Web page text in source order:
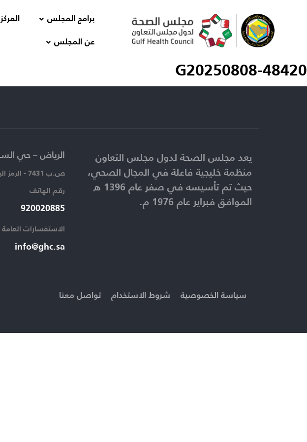
برامج المجلس
عن المجلس
G20250808-48420
الرياض – حي
ص.ب 7431 - الرمز البريدي 11462
رقم الهاتف​
920020885​
الاستفسارات العامة ​
info@ghc.sa​
يعد مجلس الصحة لدول مجلس التعاون
منظمة خليجية فاعلة في المجال الصحي،
حيث تم تأسيسه في صفر عام 1396 ه
الموافق فبراير عام 1976 م.
تواصل معنا شروط الاستخدام سياسة الخصوصية